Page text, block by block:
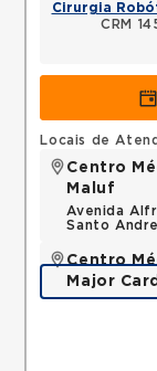
Cirurgia
CRM
Locais de
Centro
Maluf
Avenida
Santo
Centro
Major
Rua Major